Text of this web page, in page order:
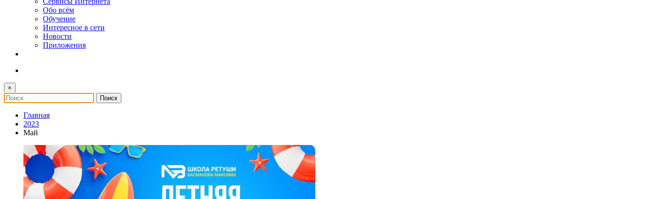
Обо всём
Обучение
Интересное в сети
Новости
Приложения
×
Главная
2023
Май